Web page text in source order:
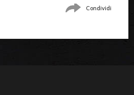
Condividi